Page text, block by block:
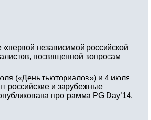
независимой российской
посвященной вопросам
(«День тьюториалов») и 4 июля
российские и зарубежные
программа PG Day’14.